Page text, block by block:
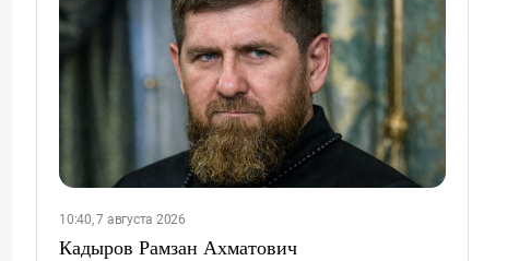
10:40, 7 августа 2026
Кадыров Рамзан Ахматович